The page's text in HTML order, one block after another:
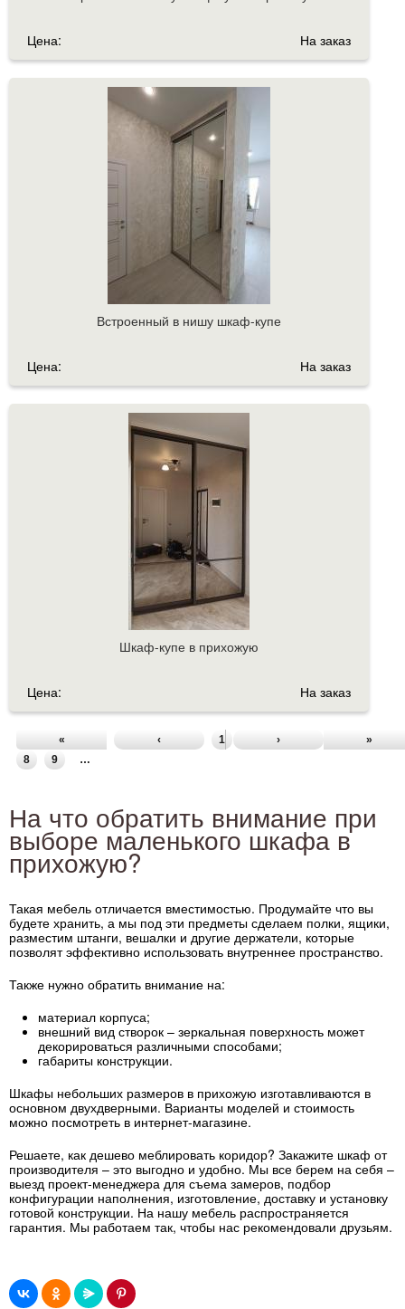
Цена: На заказ
Встроенный в нишу шкаф-купе
Цена: На заказ
Шкаф-купе в прихожую
Цена: На заказ
« ‹ 1 3
8
9 …
› »
На что обратить внимание при
выборе маленького шкафа в
прихожую?
Такая мебель отличается вместимостью. Продумайте что вы
будете хранить, а мы под эти предметы сделаем полки, ящики,
разместим штанги, вешалки и другие держатели, которые
позволят эффективно использовать внутреннее пространство.
Также нужно обратить внимание на:
материал корпуса;
внешний вид створок – зеркальная поверхность может
декорироваться различными способами;
габариты конструкции.
Шкафы небольших размеров в прихожую изготавливаются в
основном двухдверными. Варианты моделей и стоимость
можно посмотреть в интернет-магазине.
Решаете, как дешево меблировать коридор? Закажите шкаф от
производителя – это выгодно и удобно. Мы все берем на себя –
выезд проект-менеджера для съема замеров, подбор
конфигурации наполнения, изготовление, доставку и установку
готовой конструкции. На нашу мебель распространяется
гарантия. Мы работаем так, чтобы нас рекомендовали друзьям.